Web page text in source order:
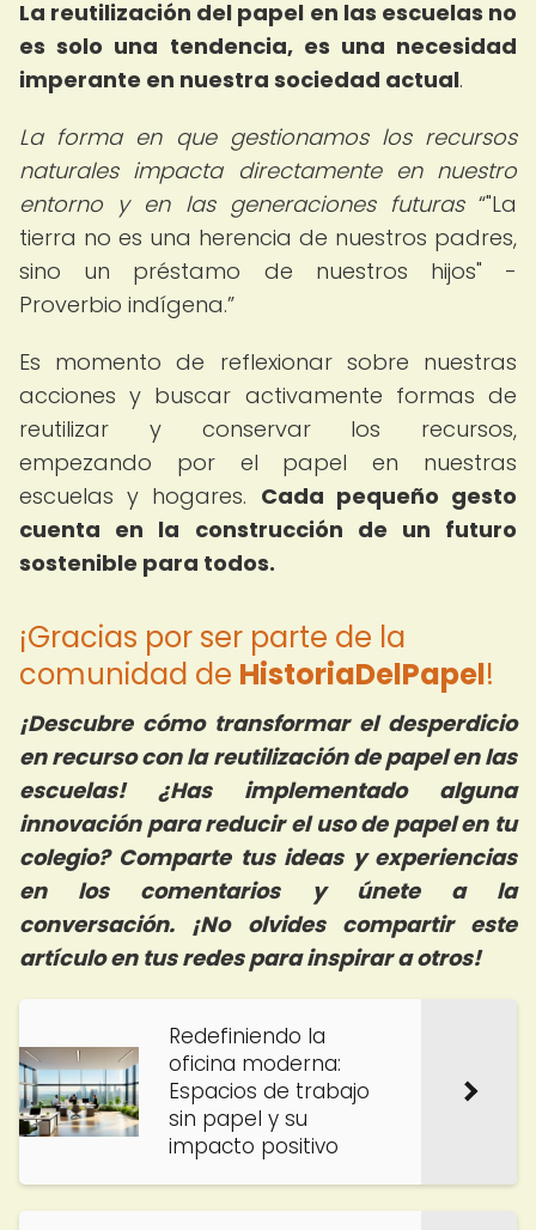
La reutilización del papel en las escuelas no
es solo una tendencia, es una necesidad
imperante en nuestra sociedad actual.
La forma en que gestionamos los recursos
naturales impacta directamente en nuestro
entorno y en las generaciones futuras
"La
tierra no es una herencia de nuestros padres,
sino un préstamo de nuestros hijos" -
Proverbio indígena.
Es momento de reflexionar sobre nuestras
acciones y buscar activamente formas de
reutilizar y conservar los recursos,
empezando por el papel en nuestras
escuelas y hogares. Cada pequeño gesto
cuenta en la construcción de un futuro
sostenible para todos.
¡Gracias por ser parte de la
comunidad de HistoriaDelPapel!
¡Descubre cómo transformar el desperdicio
en recurso con la reutilización de papel en las
escuelas! ¿Has implementado alguna
innovación para reducir el uso de papel en tu
colegio? Comparte tus ideas y experiencias
en los comentarios y únete a la
conversación. ¡No olvides compartir este
artículo en tus redes para inspirar a otros!
Redefiniendo la
oficina moderna:
Espacios de trabajo
sin papel y su
impacto positivo